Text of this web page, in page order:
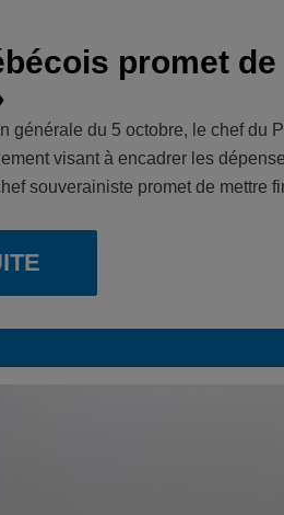
promet
générale du 5 octobre, le chef du
visant à encadrer les
souverainiste promet de mettre